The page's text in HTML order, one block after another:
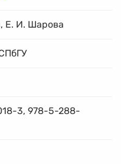
Е. И. Шарова
3, 978-5-288-